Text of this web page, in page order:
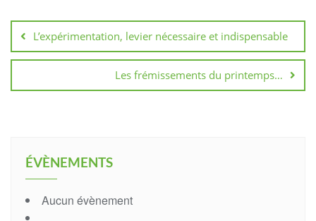
de
l’article
L’expérimentation, levier nécessaire et indispensable
Les frémissements du printemps…
ÉVÈNEMENTS
Aucun évènement